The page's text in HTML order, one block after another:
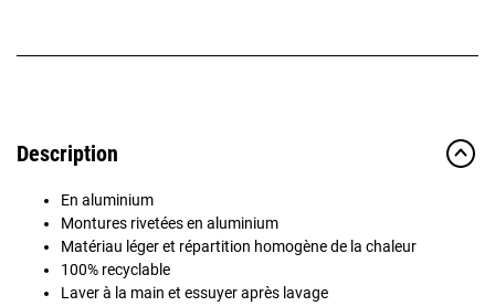
Description
En aluminium
Montures rivetées en aluminium
Matériau léger et répartition homogène de la chaleur
100% recyclable
Laver à la main et essuyer après lavage